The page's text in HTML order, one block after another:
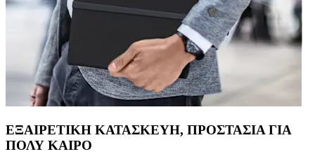
ΕΞΑΙΡΕΤΙΚΗ ΚΑΤΑΣΚΕΥΗ, ΠΡΟΣΤΑΣΙΑ ΓΙΑ
ΠΟΛΥ ΚΑΙΡΟ